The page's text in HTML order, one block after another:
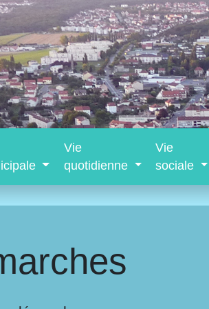
Vie
quotidienne
Vie
sociale